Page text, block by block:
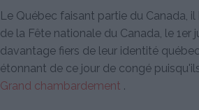
Le Québec faisant partie du Canada,
de la Fête nationale du Canada, le
davantage fiers de leur identité
étonnant de ce jour de congé
Grand chambardement .